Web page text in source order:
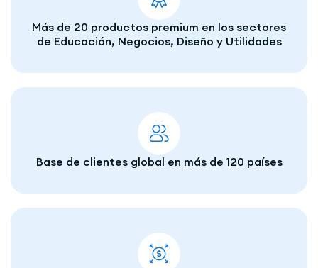
Más de 20 productos premium en los sectores
de Educación, Negocios, Diseño y Utilidades
Base de clientes global en más de 120 países